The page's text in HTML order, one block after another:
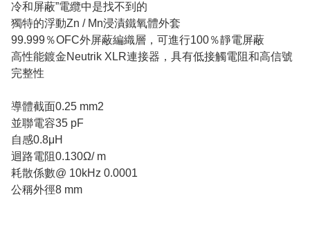
冷和屏蔽”電纜中是找不到的
獨特的浮動Zn / Mn浸漬鐵氧體外套
99.999％OFC外屏蔽編織層，可進行100％靜電屏蔽
高性能鍍金Neutrik XLR連接器，具有低接觸電阻和高信號
完整性
導體截面0.25 mm2
並聯電容35 pF
自感0.8μH
迴路電阻0.130Ω/ m
耗散係數@ 10kHz 0.0001
公稱外徑8 mm